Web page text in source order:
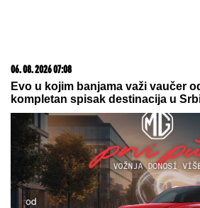
08. 08. 2026 11:46
EKSPO OKUPIO 435 DECE POD
Ministarka Mesarović s njima
naš najveći kapital